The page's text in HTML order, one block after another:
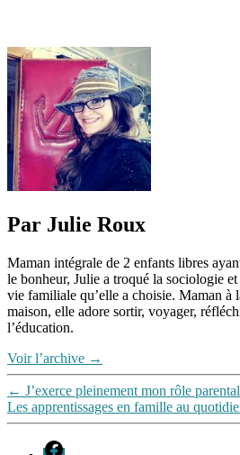
Étiquettes
Apprentissages
par
le
jeu,
Compétences
scolaires,
Jeux
en
Portfolio
Par Julie Roux
Maman intégrale de 2 enfants libres
le bonheur, Julie a troqué la sociologie
vie familiale qu’elle a choisie. Maman à
maison, elle adore sortir, voyager,
l’éducation.
Voir l’archive →
← J’exerce pleinement mon rôle
Les apprentissages en famille au
F